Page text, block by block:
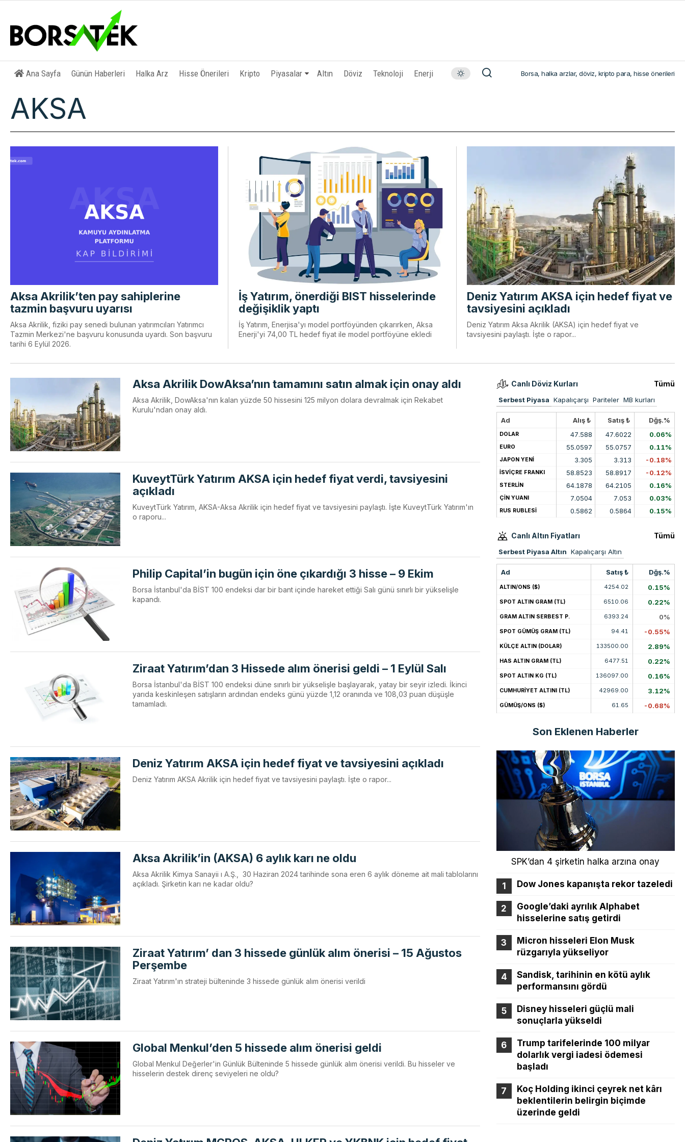
Ana Sayfa Günün Haberleri Halka Arz Hisse Önerileri Kripto Piyasalar Altın Döviz Teknoloji Enerji Borsa, halka arzlar, döviz, kripto para, hisse önerileri
AKSA
Aksa Akrilik’ten pay sahiplerine
tazmin başvuru uyarısı
Aksa Akrilik, fiziki pay senedi bulunan yatırımcıları Yatırımcı
Tazmin Merkezi'ne başvuru konusunda uyardı. Son başvuru
tarihi 6 Eylül 2026.
İş Yatırım, önerdiği BIST hisselerinde
değişiklik yaptı
İş Yatırım, Enerjisa'yı model portföyünden çıkarırken, Aksa
Enerji'yi 74,00 TL hedef fiyat ile model portföyüne ekledi
Deniz Yatırım AKSA için hedef fiyat ve
tavsiyesini açıkladı
Deniz Yatırım Aksa Akrilik (AKSA) için hedef fiyat ve
tavsiyesini paylaştı. İşte o rapor...
Aksa Akrilik DowAksa’nın tamamını satın almak için onay aldı
Aksa Akrilik, DowAksa'nın kalan yüzde 50 hissesini 125 milyon dolara devralmak için Rekabet
Kurulu'ndan onay aldı.
KuveytTürk Yatırım AKSA için hedef fiyat verdi, tavsiyesini
açıkladı
KuveytTürk Yatırım, AKSA-Aksa Akrilik için hedef fiyat ve tavsiyesini paylaştı. İşte KuveytTürk Yatırım'ın
o raporu...
Philip Capital’in bugün için öne çıkardığı 3 hisse – 9 Ekim
Borsa İstanbul'da BİST 100 endeksi dar bir bant içinde hareket ettiği Salı günü sınırlı bir yükselişle
kapandı.
Ziraat Yatırım’dan 3 Hissede alım önerisi geldi – 1 Eylül Salı
Borsa İstanbul'da BİST 100 endeksi düne sınırlı bir yükselişle başlayarak, yatay bir seyir izledi. İkinci
yarıda keskinleşen satışların ardından endeks günü yüzde 1,12 oranında ve 108,03 puan düşüşle
tamamladı.
Deniz Yatırım AKSA için hedef fiyat ve tavsiyesini açıkladı
Deniz Yatırım AKSA Akrilik için hedef fiyat ve tavsiyesini paylaştı. İşte o rapor...
Aksa Akrilik’in (AKSA) 6 aylık karı ne oldu
Aksa Akrilik Kimya Sanayii ı A.Ş., 30 Haziran 2024 tarihinde sona eren 6 aylık döneme ait mali tablolarını
açıkladı. Şirketin karı ne kadar oldu?
Ziraat Yatırım’ dan 3 hissede günlük alım önerisi – 15 Ağustos
Perşembe
Ziraat Yatırım'ın strateji bülteninde 3 hissede günlük alım önerisi verildi
Global Menkul’den 5 hissede alım önerisi geldi
Global Menkul Değerler'in Günlük Bülteninde 5 hissede günlük alım önerisi verildi. Bu hisseler ve
hisselerin destek direnç seviyeleri ne oldu?
Canlı Döviz Kurları Tümü
Serbest Piyasa Kapalıçarşı Pariteler MB kurları
Ad Alış ₺ Satış ₺ Dğş.%
DOLAR 47.588 47.6022 0.06%
EURO 55.0597 55.0757 0.11%
JAPON YENİ 3.305 3.313 -0.18%
İSVİÇRE FRANKI 58.8523 58.8917 -0.12%
STERLİN 64.1878 64.2105 0.16%
ÇİN YUANI 7.0504 7.053 0.03%
RUS RUBLESİ 0.5862 0.5864 0.15%
Canlı Altın Fiyatları Tümü
Serbest Piyasa Altın Kapalıçarşı Altın
Ad Satış ₺ Dğş.%
ALTIN/ONS ($) 4254.02 0.15%
SPOT ALTIN GRAM (TL) 6510.06 0.22%
GRAM ALTIN SERBEST P. 6393.24 0%
SPOT GÜMÜŞ GRAM (TL) 94.41 -0.55%
KÜLÇE ALTIN (DOLAR) 133500.00 2.89%
HAS ALTIN GRAM (TL) 6477.51 0.22%
SPOT ALTIN KG (TL) 136097.00 0.16%
CUMHURİYET ALTINI (TL) 42969.00 3.12%
GÜMÜŞ/ONS ($) 61.65 -0.68%
Son Eklenen Haberler
SPK’dan 4 şirketin halka arzına onay
Dow Jones kapanışta rekor tazeledi
Google’daki ayrılık Alphabet
hisselerine satış getirdi
Micron hisseleri Elon Musk
rüzgarıyla yükseliyor
Sandisk, tarihinin en kötü aylık
performansını gördü
Disney hisseleri güçlü mali
sonuçlarla yükseldi
Trump tarifelerinde 100 milyar
dolarlık vergi iadesi ödemesi
başladı
Koç Holding ikinci çeyrek net kârı
beklentilerin belirgin biçimde
üzerinde geldi